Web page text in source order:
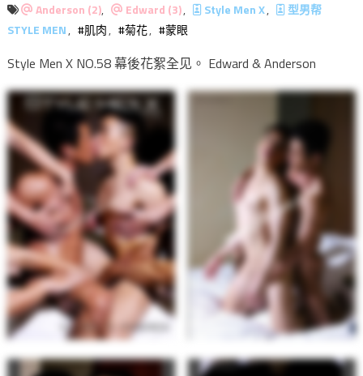
Anderson (2), Edward (3), Style Men X,
型男帮
STYLE MEN, #肌肉, #菊花, #蒙眼
Style Men X NO.58 幕後花絮全见。 Edward & Anderson